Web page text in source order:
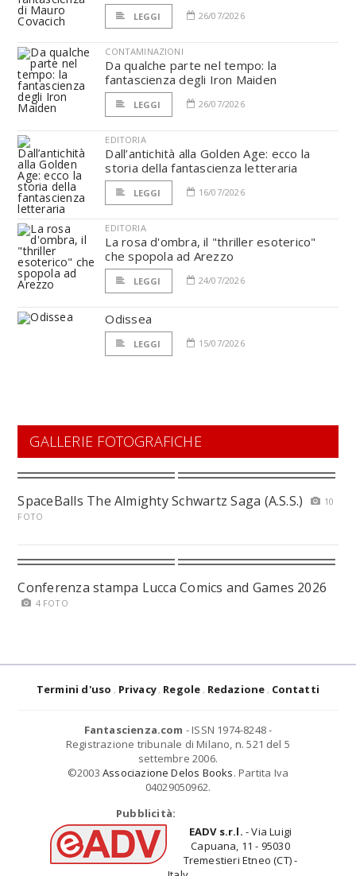
LEGGI 26/07/2026
CONTAMINAZIONI
Da qualche parte nel tempo: la
fantascienza degli Iron Maiden
LEGGI 26/07/2026
EDITORIA
Dall’antichità alla Golden Age: ecco la
storia della fantascienza letteraria
LEGGI 16/07/2026
EDITORIA
La rosa d'ombra, il "thriller esoterico"
che spopola ad Arezzo
LEGGI 24/07/2026
Odissea
LEGGI 15/07/2026
GALLERIE FOTOGRAFICHE
SpaceBalls The Almighty Schwartz Saga (A.S.S.)
10
FOTO
Conferenza stampa Lucca Comics and Games 2026
4 FOTO
Termini d'uso Privacy Regole Redazione Contatti
Fantascienza.com - ISSN 1974-8248 -
Registrazione tribunale di Milano, n. 521 del 5
settembre 2006.
©2003 Associazione Delos Books. Partita Iva
04029050962.
Pubblicità:
EADV s.r.l. - Via Luigi
Capuana, 11 - 95030
Tremestieri Etneo (CT) -